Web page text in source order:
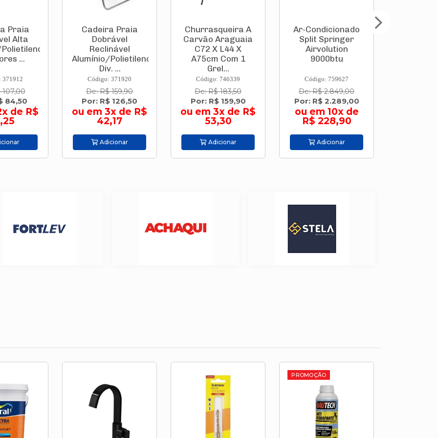
Praia
Alta
...
371912
107,00
84,50
de R$
Cadeira Praia
Dobrável
Reclinável
Alumínio/Polietileno
Div. ...
Código: 371920
De: R$ 159,90
Por: R$ 126,50
ou em 3x de R$
42,17
Adicionar
Churrasqueira A
Carvão Araguaia
C72 X L44 X
A75cm Com 1
Grel...
Código: 746339
De: R$ 183,50
Por: R$ 159,90
ou em 3x de R$
53,30
Adicionar
Ar-Condicionado
Split Springer
Airvolution
9000btu
Código: 759627
De: R$ 2.849,00
Por: R$ 2.289,00
ou em 10x de
R$ 228,90
Adicionar
PROMOÇÃO